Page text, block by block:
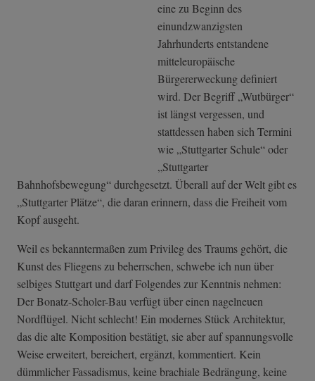
eine zu Beginn des
einundzwanzigsten
Jahrhunderts entstandene
mitteleuropäische
Bürgererweckung definiert
wird. Der Begriff „Wutbürger“
ist längst vergessen, und
stattdessen haben sich Termini
wie „Stuttgarter Schule“ oder
„Stuttgarter
Bahnhofsbewegung“ durchgesetzt. Überall auf der Welt gibt es
„Stuttgarter Plätze“, die daran erinnern, dass die Freiheit vom
Kopf ausgeht.
Weil es bekanntermaßen zum Privileg des Traums gehört, die
Kunst des Fliegens zu beherrschen, schwebe ich nun über
selbiges Stuttgart und darf Folgendes zur Kenntnis nehmen:
Der Bonatz-Scholer-Bau verfügt über einen nagelneuen
Nordflügel. Nicht schlecht! Ein modernes Stück Architektur,
das die alte Komposition bestätigt, sie aber auf spannungsvolle
Weise erweitert, bereichert, ergänzt, kommentiert. Kein
dümmlicher Fassadismus, keine brachiale Bedrängung, keine